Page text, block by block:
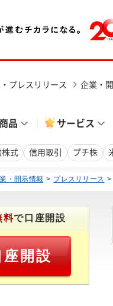
プレスリリース 企業・
商品 サービス
株式 信用取引 プチ株
・開示情報 プレスリリース
料で口座開設
座開設